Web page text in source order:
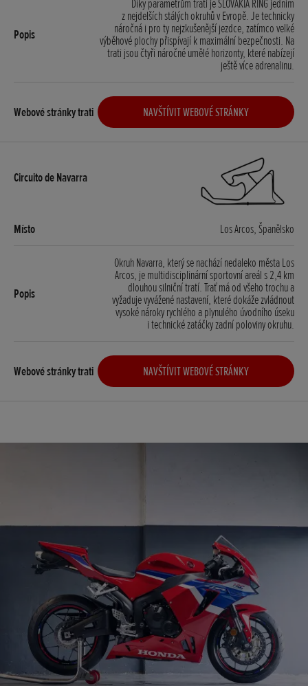
Díky parametrům trati je SLOVAKIA RING jedním
z nejdelších stálých okruhů v Evropě. Je technicky
náročná i pro ty nejzkušenější jezdce, zatímco velké
výběhové plochy přispívají k maximální bezpečnosti. Na
trati jsou čtyři náročné umělé horizonty, které nabízejí
ještě více adrenalinu.
NAVŠTÍVIT WEBOVÉ STRÁNKY
Los Arcos, Španělsko
Okruh Navarra, který se nachází nedaleko města Los
Arcos, je multidisciplinární sportovní areál s 2,4 km
dlouhou silniční tratí. Trať má od všeho trochu a
vyžaduje vyvážené nastavení, které dokáže zvládnout
vysoké nároky rychlého a plynulého úvodního úseku
i technické zatáčky zadní poloviny okruhu.
NAVŠTÍVIT WEBOVÉ STRÁNKY